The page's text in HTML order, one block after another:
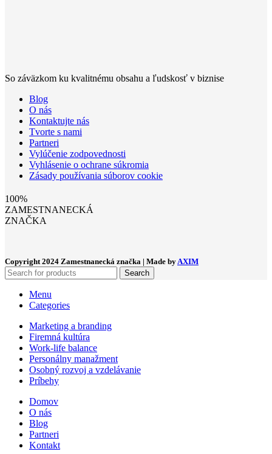
So záväzkom ku kvalitnému obsahu a ľudskosť v biznise
Blog
O nás
Kontaktujte nás
Tvorte s nami
Partneri
Vylúčenie zodpovednosti
Vyhlásenie o ochrane súkromia
Zásady používania súborov cookie
100%
ZAMESTNANECKÁ
ZNAČKA
Copyright2024 Zamestnanecká značka | Made byAXIM
Search
Menu
Categories
Marketing a branding
Firemná kultúra
Work-life balance
Personálny manažment
Osobný rozvoj a vzdelávanie
Príbehy
Domov
O nás
Blog
Partneri
Kontakt